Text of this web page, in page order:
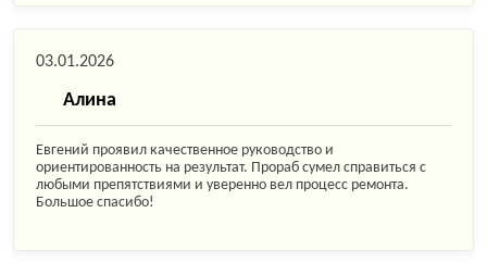
03.01.2026
Алина
Евгений проявил качественное руководство и
ориентированность на результат. Прораб сумел справиться с
любыми препятствиями и уверенно вел процесс ремонта.
Большое спасибо!